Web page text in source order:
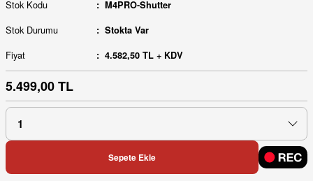
Stok Kodu M4PRO-Shutter
Stok Durumu Stokta Var
Fiyat 4.582,50 TL + KDV
5.499,00 TL
Sepete Ekle